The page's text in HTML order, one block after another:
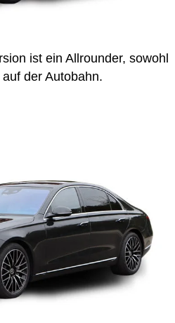
ist ein Allrounder, sowohl
der Autobahn.